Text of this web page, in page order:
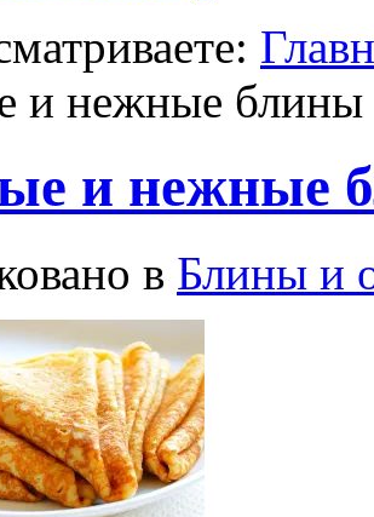
и нежные блины
и нежные
в Блины и